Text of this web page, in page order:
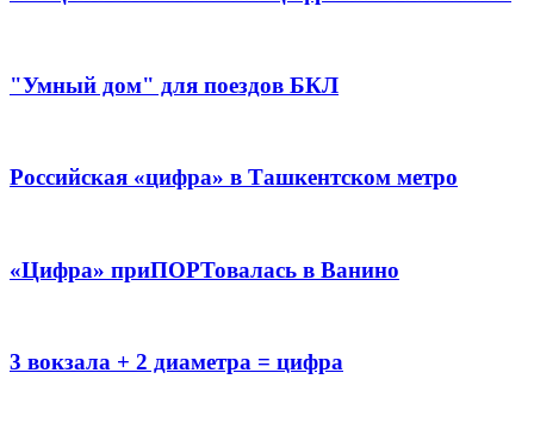
"Умный дом" для поездов БКЛ
Российская «цифра» в Ташкентском метро
«Цифра» приПОРТовалась в Ванино
3 вокзала + 2 диаметра = цифра